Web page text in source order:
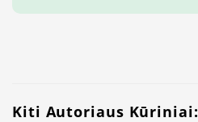
Kiti Autoriaus Kūriniai: